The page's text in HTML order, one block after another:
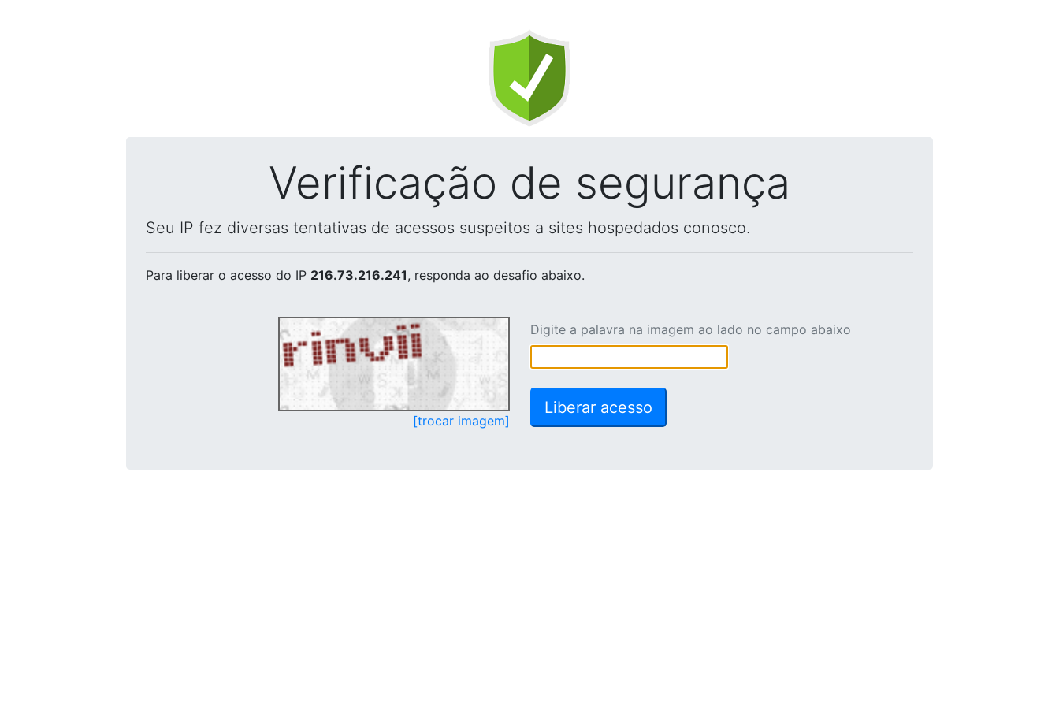
Verificação de segurança
Seu IP fez diversas tentativas de acessos suspeitos a sites hospedados conosco.
Para liberar o acesso do IP 216.73.216.241, responda ao desafio abaixo.
[trocar imagem]
Digite a palavra na imagem ao lado no campo abaixo